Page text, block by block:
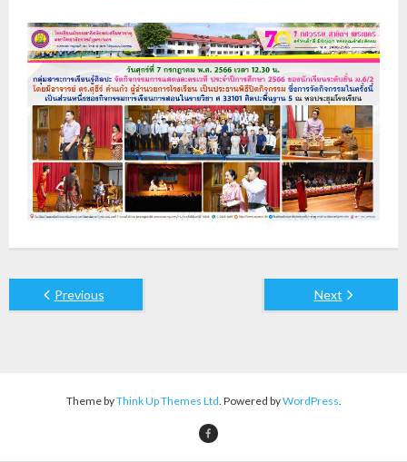
Previous Next
Theme byThink Up Themes Ltd. Powered byWordPress.